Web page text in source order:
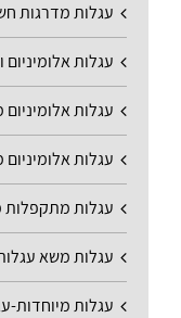
עגלות מדרגות
עגלות
עגלות
עגלות
עגלות מתקפלות
עגלות משא
עגלות מיוחדות-